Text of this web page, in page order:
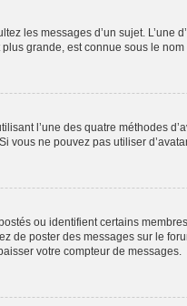
les messages d’un sujet.
grande, est connue sous le
l’une des quatre méthodes
ne pouvez pas utiliser
ou identifient certains
de poster des messages sur le
votre compteur de messages.